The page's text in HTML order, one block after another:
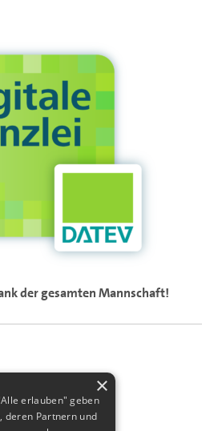
der gesamten Mannschaft!
×
erlauben" geben
deren Partnern und